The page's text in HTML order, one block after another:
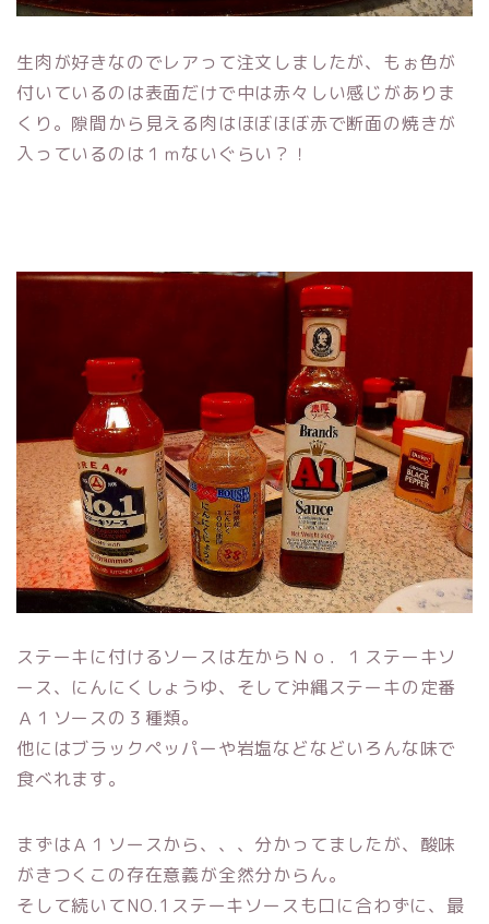
生肉が好きなのでレアって注文しましたが、もぉ色が
付いているのは表面だけで中は赤々しい感じがありま
くり。隙間から見える肉はほぼほぼ赤で断面の焼きが
入っているのは１ｍないぐらい？！
ステーキに付けるソースは左からＮｏ．１ステーキソ
ース、にんにくしょうゆ、そして沖縄ステーキの定番
Ａ１ソースの３種類。
他にはブラックペッパーや岩塩などなどいろんな味で
食べれます。
まずはＡ１ソースから、、、分かってましたが、酸味
がきつくこの存在意義が全然分からん。
そして続いてNO.1ステーキソースも口に合わずに、最